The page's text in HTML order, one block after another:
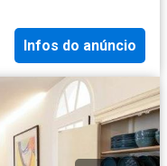
Infos do anúncio